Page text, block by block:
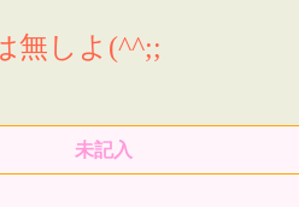
無しよ(^^;;
未記入